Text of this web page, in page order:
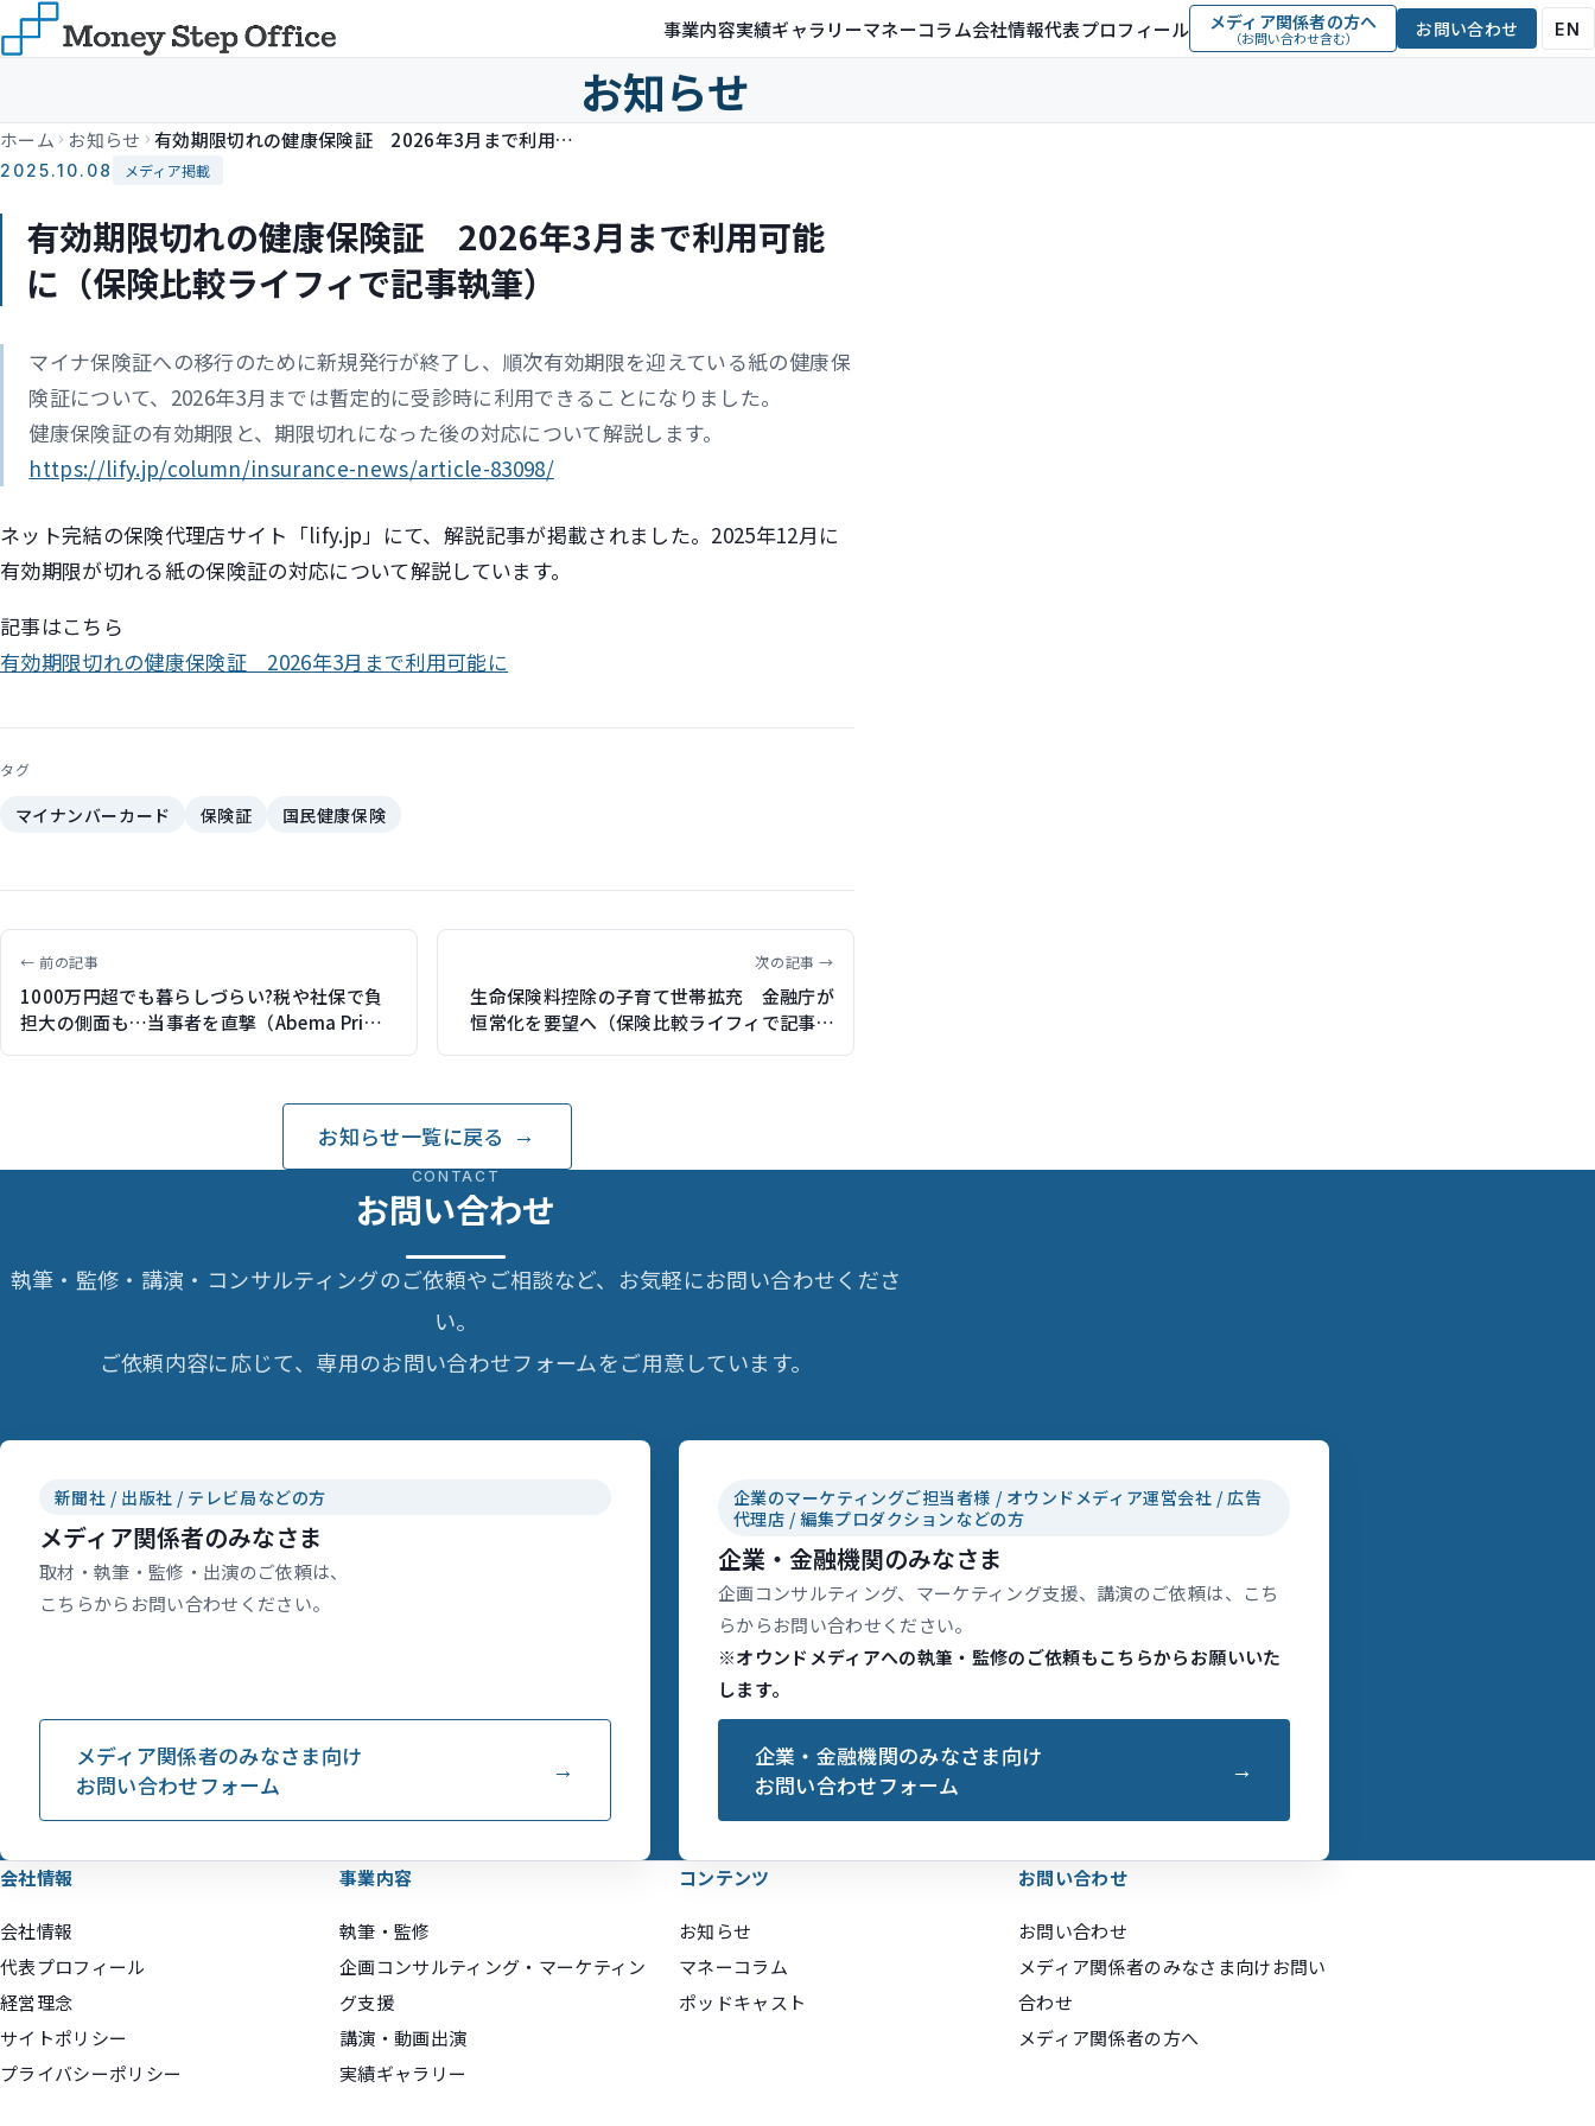
事業内容実績ギャラリーマネーコラム会社情報代表プロフィール メディア関係者の方へ
（お問い合わせ含む） お問い合わせ EN
お知らせ
ホーム お知らせ 有効期限切れの健康保険証 2026年3月まで利用可能に（保険比較ライフィで記事執筆）
2025.10.08 メディア掲載
有効期限切れの健康保険証 2026年3月まで利用可能
に（保険比較ライフィで記事執筆）
マイナ保険証への移行のために新規発行が終了し、順次有効期限を迎えている紙の健康保
険証について、2026年3月までは暫定的に受診時に利用できることになりました。
健康保険証の有効期限と、期限切れになった後の対応について解説します。
https://lify.jp/column/insurance-news/article-83098/
ネット完結の保険代理店サイト「lify.jp」にて、解説記事が掲載されました。2025年12月に
有効期限が切れる紙の保険証の対応について解説しています。
記事はこちら
有効期限切れの健康保険証 2026年3月まで利用可能に
タグ
マイナンバーカード 保険証 国民健康保険
← 前の記事
1000万円超でも暮らしづらい?税や社保で負
担大の側面も…当事者を直撃（Abema Prime
次の記事 →
生命保険料控除の子育て世帯拡充 金融庁が
恒常化を要望へ（保険比較ライフィで記事執
お知らせ一覧に戻る
CONTACT
お問い合わせ
執筆・監修・講演・コンサルティングのご依頼やご相談など、お気軽にお問い合わせくださ
い。
ご依頼内容に応じて、専用のお問い合わせフォームをご用意しています。
新聞社 / 出版社 / テレビ局などの方
メディア関係者のみなさま
取材・執筆・監修・出演のご依頼は、
こちらからお問い合わせください。
メディア関係者のみなさま向け
お問い合わせフォーム
企業のマーケティングご担当者様 / オウンドメディア運営会社 / 広告
代理店 / 編集プロダクションなどの方
企業・金融機関のみなさま
企画コンサルティング、マーケティング支援、講演のご依頼は、こち
らからお問い合わせください。
※オウンドメディアへの執筆・監修のご依頼もこちらからお願いいた
します。
企業・金融機関のみなさま向け
お問い合わせフォーム
会社情報
会社情報
代表プロフィール
経営理念
サイトポリシー
プライバシーポリシー
事業内容
執筆・監修
企画コンサルティング・マーケティン
グ支援
講演・動画出演
実績ギャラリー
コンテンツ
お知らせ
マネーコラム
ポッドキャスト
お問い合わせ
お問い合わせ
メディア関係者のみなさま向けお問い
合わせ
メディア関係者の方へ